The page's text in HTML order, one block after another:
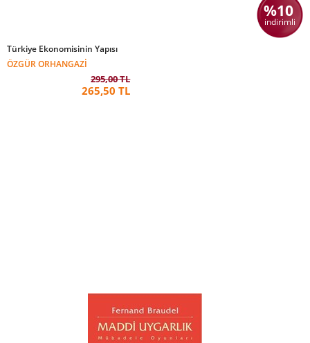
%10
indirimli
Türkiye Ekonomisinin Yapısı
ÖZGÜR ORHANGAZI
295,00 TL
265,50 TL